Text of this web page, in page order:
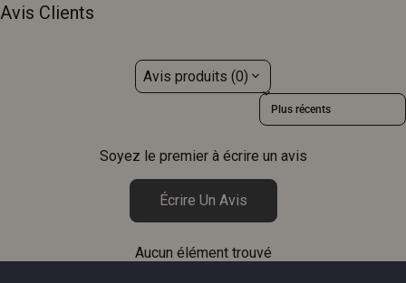
Avis Clients
Avis produits (0)
Sort reviews by
Soyez le premier à écrire un avis
Écrire Un Avis
Aucun élément trouvé